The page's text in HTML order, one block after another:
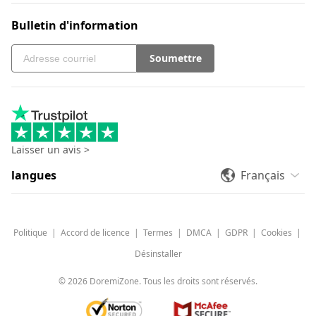
Bulletin d'information
Soumettre
Laisser un avis >
langues Français
Politique | Accord de licence | Termes | DMCA| GDPR| Cookies |
Désinstaller
©2026 DoremiZone. Tous les droits sont réservés.